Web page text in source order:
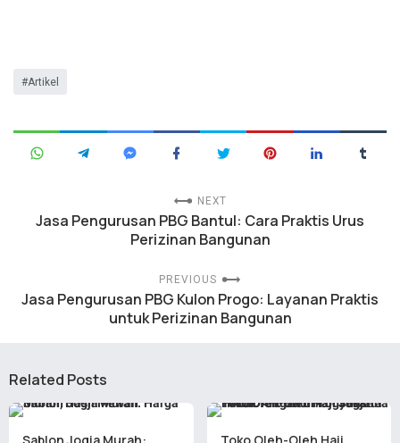
Artikel
NEXT
Jasa Pengurusan PBG Bantul: Cara Praktis Urus
Perizinan Bangunan
PREVIOUS
Jasa Pengurusan PBG Kulon Progo: Layanan Praktis
untuk Perizinan Bangunan
Related Posts
Sablon Jogja Murah: Toko Oleh-Oleh Haji